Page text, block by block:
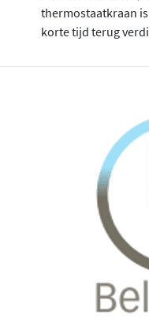
thermostaatkraan
korte tijd terug